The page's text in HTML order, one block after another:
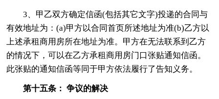
3、甲乙双方确定信函(包括其它文字)投递的合同与
有效地址为：(a)甲方以合同首页所述地址为准(b)乙方以
上述承租商用房所在地址为准。甲方在无法联系到乙方
的情况下，可以在乙方承租商用房门口张贴通知信函。
此张贴的通知信函等同于甲方依法履行了告知义务。
第十五条： 争议的解决